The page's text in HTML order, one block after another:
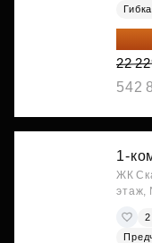
18
22
542
1-
ЖК
этаж,
2